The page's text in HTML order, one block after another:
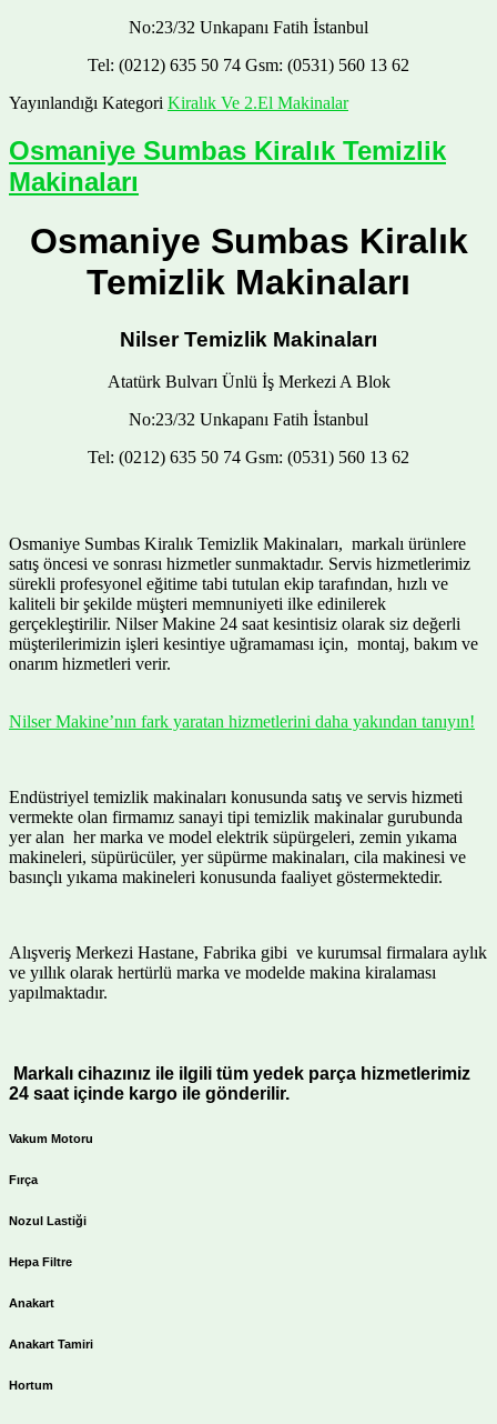
No:23/32 Unkapanı Fatih İstanbul
Tel: (0212) 635 50 74 Gsm: (0531) 560 13 62
Yayınlandığı Kategori Kiralık Ve 2.El Makinalar
Osmaniye Sumbas Kiralık Temizlik
Makinaları
Osmaniye Sumbas Kiralık
Temizlik Makinaları
Nilser Temizlik Makinaları
Atatürk Bulvarı Ünlü İş Merkezi A Blok
No:23/32 Unkapanı Fatih İstanbul
Tel: (0212) 635 50 74 Gsm: (0531) 560 13 62
Osmaniye Sumbas Kiralık Temizlik Makinaları, markalı ürünlere
satış öncesi ve sonrası hizmetler sunmaktadır. Servis hizmetlerimiz
sürekli profesyonel eğitime tabi tutulan ekip tarafından, hızlı ve
kaliteli bir şekilde müşteri memnuniyeti ilke edinilerek
gerçekleştirilir. Nilser Makine 24 saat kesintisiz olarak siz değerli
müşterilerimizin işleri kesintiye uğramaması için, montaj, bakım ve
onarım hizmetleri verir.
Nilser Makine’nın fark yaratan hizmetlerini daha yakından tanıyın!
Endüstriyel temizlik makinaları konusunda satış ve servis hizmeti
vermekte olan firmamız sanayi tipi temizlik makinalar gurubunda
yer alan her marka ve model elektrik süpürgeleri, zemin yıkama
makineleri, süpürücüler, yer süpürme makinaları, cila makinesi ve
basınçlı yıkama makineleri konusunda faaliyet göstermektedir.
Alışveriş Merkezi Hastane, Fabrika gibi ve kurumsal firmalara aylık
ve yıllık olarak hertürlü marka ve modelde makina kiralaması
yapılmaktadır.
Markalı cihazınız ile ilgili tüm yedek parça hizmetlerimiz
24 saat içinde kargo ile gönderilir.
Vakum Motoru
Fırça
Nozul Lastiği
Hepa Filtre
Anakart
Anakart Tamiri
Hortum